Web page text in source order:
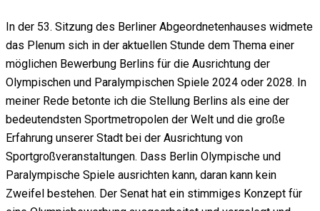
In der 53. Sitzung des Berliner Abgeordnetenhauses widmete
das Plenum sich in der aktuellen Stunde dem Thema einer
möglichen Bewerbung Berlins für die Ausrichtung der
Olympischen und Paralympischen Spiele 2024 oder 2028. In
meiner Rede betonte ich die Stellung Berlins als eine der
bedeutendsten Sportmetropolen der Welt und die große
Erfahrung unserer Stadt bei der Ausrichtung von
Sportgroßveranstaltungen. Dass Berlin Olympische und
Paralympische Spiele ausrichten kann, daran kann kein
Zweifel bestehen. Der Senat hat ein stimmiges Konzept für